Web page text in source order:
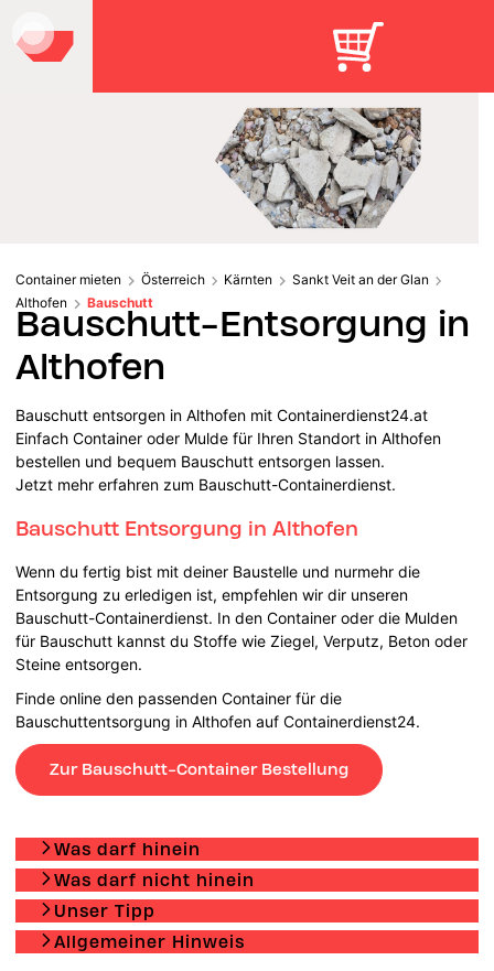
Container mieten Österreich Kärnten
Sankt Veit an der Glan
Althofen
Bauschutt
Bauschutt-Entsorgung in
Althofen
Bauschutt entsorgen in Althofen mit Containerdienst24.at
Einfach Container oder Mulde für Ihren Standort in Althofen
bestellen und bequem Bauschutt entsorgen lassen.
Jetzt mehr erfahren zum Bauschutt-Containerdienst.
Bauschutt Entsorgung in Althofen
Wenn du fertig bist mit deiner Baustelle und nurmehr die
Entsorgung zu erledigen ist, empfehlen wir dir unseren
Bauschutt-Containerdienst. In den Container oder die Mulden
für Bauschutt kannst du Stoffe wie Ziegel, Verputz, Beton oder
Steine entsorgen.
Finde online den passenden Container für die
Bauschuttentsorgung in Althofen auf Containerdienst24.
Zur Bauschutt-Container Bestellung
Was darf hinein
Was darf nicht hinein
Unser Tipp
Allgemeiner Hinweis